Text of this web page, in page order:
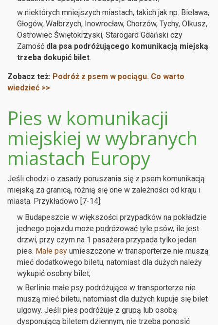
w niektórych mniejszych miastach, takich jak np. Bielawa,
Głogów, Wałbrzych, Inowrocław, Chorzów, Tychy, Olkusz,
Ostrowiec Świętokrzyski, Starogard Gdański czy
Zamość dla psa podróżującego komunikacją miejską
trzeba dokupić bilet.
Zobacz też: Podróż z psem w pociągu. Co warto
wiedzieć >>
Pies w komunikacji
miejskiej w wybranych
miastach Europy
Jeśli chodzi o zasady poruszania się z psem komunikacją
miejską za granicą, różnią się one w zależności od kraju i
miasta. Przykładowo [7-14]:
w Budapeszcie w większości przypadków na pokładzie
jednego pojazdu może podróżować tyle psów, ile jest
drzwi, przy czym na 1 pasażera przypada tylko jeden
pies. Małe psy umieszczone w transporterze nie muszą
mieć dodatkowego biletu, natomiast dla dużych należy
wykupić osobny bilet;
w Berlinie małe psy podróżujące w transporterze nie
muszą mieć biletu, natomiast dla dużych kupuje się bilet
ulgowy. Jeśli pies podróżuje z grupą lub osobą
dysponującą biletem dziennym, nie trzeba ponosić